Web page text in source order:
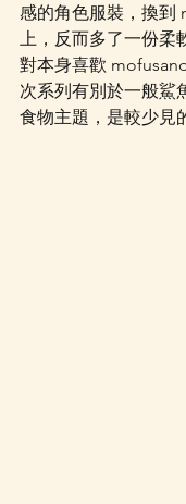
感的角色服裝，換到
上，反而多了一份柔
對本身喜歡
次系列有別於一般鯊
食物主題，是較少見